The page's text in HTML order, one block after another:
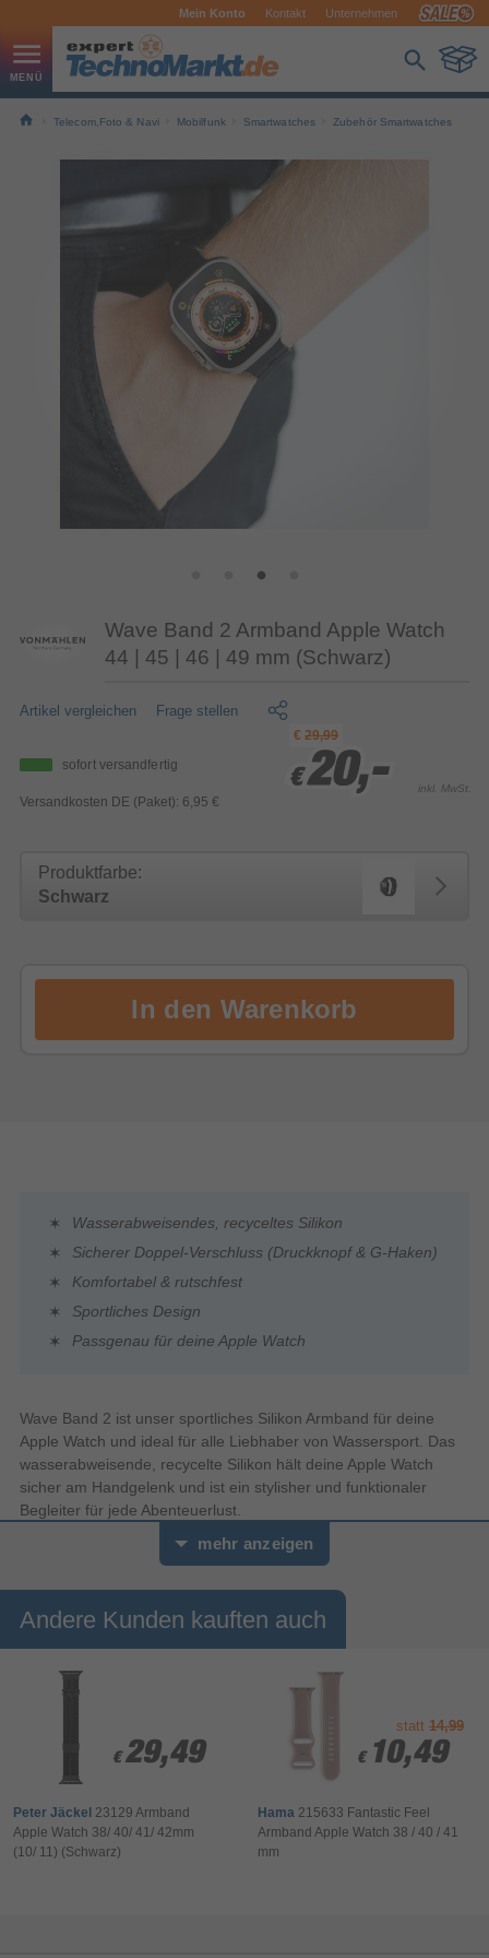
Mein Konto Kontakt Unternehmen
Telecom,Foto & Navi Mobilfunk Smartwatches Zubehör Smartwatches
Wave Band 2 Armband Apple Watch
44 | 45 | 46 | 49 mm (Schwarz)
Artikel vergleichen Frage stellen
sofort versandfertig
Versandkosten DE (Paket): 6,95 €
€29,99
€20,-
€20,-
€20,- inkl. MwSt.
Produktfarbe:
Schwarz
Wasserabweisendes, recyceltes Silikon
Sicherer Doppel-Verschluss (Druckknopf & G-Haken)
Komfortabel & rutschfest
Sportliches Design
Passgenau für deine Apple Watch
Wave Band 2 ist unser sportliches Silikon Armband für deine
Apple Watch und ideal für alle Liebhaber von Wassersport. Das
wasserabweisende, recycelte Silikon hält deine Apple Watch
sicher am Handgelenk und ist ein stylisher und funktionaler
Begleiter für jede Abenteuerlust.
mehr anzeigen
Andere Kunden kauften auch
€ 29,49
€ 29,49
Peter Jäckel 23129 Armband
Apple Watch 38/ 40/ 41/ 42mm
(10/ 11) (Schwarz)
statt14,99
€ 10,49
€ 10,49
Hama 215633 Fantastic Feel
Armband Apple Watch 38 / 40 / 41
mm